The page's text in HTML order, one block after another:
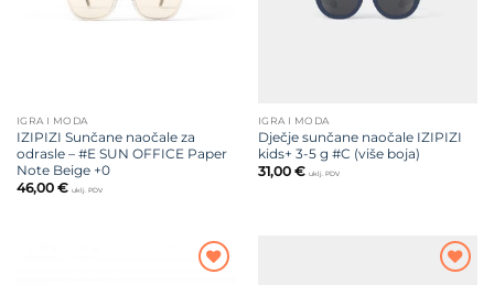
IGRA I MODA
IZIPIZI Sunčane naočale za
odrasle – #E SUN OFFICE Paper
Note Beige +0
46,00 € uklj. PDV
IGRA I MODA
Dječje sunčane naočale IZIPIZI
kids+ 3-5 g #C (više boja)
31,00 € uklj. PDV